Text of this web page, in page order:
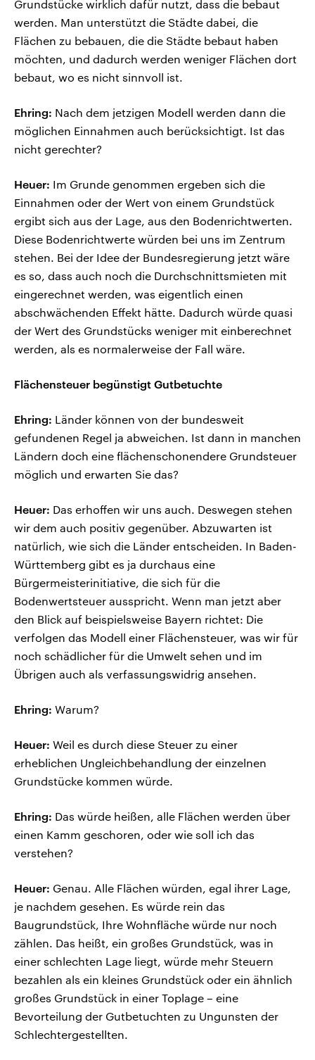
Grundstücke wirklich dafür nutzt, dass die bebaut
werden. Man unterstützt die Städte dabei, die
Flächen zu bebauen, die die Städte bebaut haben
möchten, und dadurch werden weniger Flächen dort
bebaut, wo es nicht sinnvoll ist.
Ehring: Nach dem jetzigen Modell werden dann die
möglichen Einnahmen auch berücksichtigt. Ist das
nicht gerechter?
Heuer: Im Grunde genommen ergeben sich die
Einnahmen oder der Wert von einem Grundstück
ergibt sich aus der Lage, aus den Bodenrichtwerten.
Diese Bodenrichtwerte würden bei uns im Zentrum
stehen. Bei der Idee der Bundesregierung jetzt wäre
es so, dass auch noch die Durchschnittsmieten mit
eingerechnet werden, was eigentlich einen
abschwächenden Effekt hätte. Dadurch würde quasi
der Wert des Grundstücks weniger mit einberechnet
werden, als es normalerweise der Fall wäre.
Flächensteuer begünstigt Gutbetuchte
Ehring: Länder können von der bundesweit
gefundenen Regel ja abweichen. Ist dann in manchen
Ländern doch eine flächenschonendere Grundsteuer
möglich und erwarten Sie das?
Heuer: Das erhoffen wir uns auch. Deswegen stehen
wir dem auch positiv gegenüber. Abzuwarten ist
natürlich, wie sich die Länder entscheiden. In Baden-
Württemberg gibt es ja durchaus eine
Bürgermeisterinitiative, die sich für die
Bodenwertsteuer ausspricht. Wenn man jetzt aber
den Blick auf beispielsweise Bayern richtet: Die
verfolgen das Modell einer Flächensteuer, was wir für
noch schädlicher für die Umwelt sehen und im
Übrigen auch als verfassungswidrig ansehen.
Ehring: Warum?
Heuer: Weil es durch diese Steuer zu einer
erheblichen Ungleichbehandlung der einzelnen
Grundstücke kommen würde.
Ehring: Das würde heißen, alle Flächen werden über
einen Kamm geschoren, oder wie soll ich das
verstehen?
Heuer: Genau. Alle Flächen würden, egal ihrer Lage,
je nachdem gesehen. Es würde rein das
Baugrundstück, Ihre Wohnfläche würde nur noch
zählen. Das heißt, ein großes Grundstück, was in
einer schlechten Lage liegt, würde mehr Steuern
bezahlen als ein kleines Grundstück oder ein ähnlich
großes Grundstück in einer Toplage – eine
Bevorteilung der Gutbetuchten zu Ungunsten der
Schlechtergestellten.